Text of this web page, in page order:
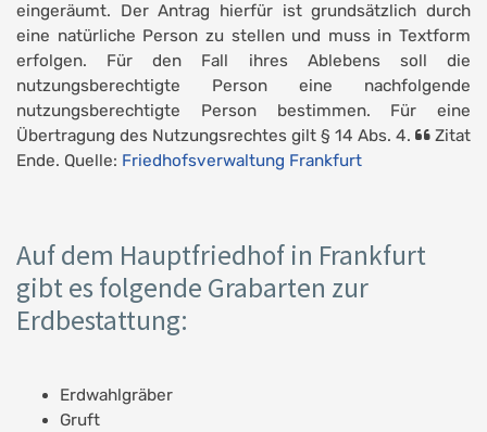
eingeräumt. Der Antrag hierfür ist grundsätzlich durch
eine natürliche Person zu stellen und muss in Textform
erfolgen. Für den Fall ihres Ablebens soll die
nutzungsberechtigte Person eine nachfolgende
nutzungsberechtigte Person bestimmen. Für eine
Übertragung des Nutzungsrechtes gilt § 14 Abs. 4.
Zitat
Ende. Quelle: Friedhofsverwaltung Frankfurt
Auf dem Hauptfriedhof in Frankfurt
gibt es folgende Grabarten zur
Erdbestattung:
Erdwahlgräber
Gruft